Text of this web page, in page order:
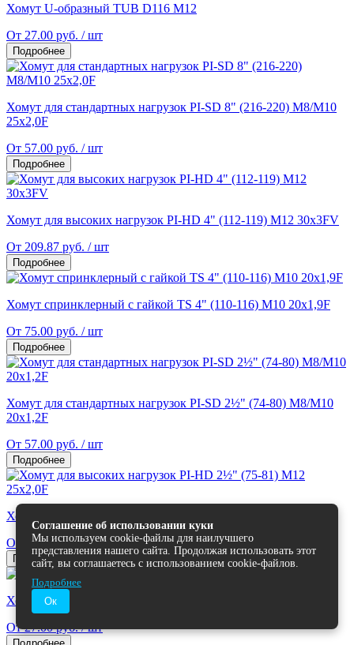
Хомут U-образный TUB D116 M12
От 27.00 руб. / шт
Подробнее
Хомут для стандартных нагрузок PI-SD 8" (216-220) M8/M10
25x2,0F
От 57.00 руб. / шт
Подробнее
Хомут для высоких нагрузок PI-НD 4" (112-119) М12 30х3FV
От 209.87 руб. / шт
Подробнее
Хомут спринклерный с гайкой TS 4" (110-116) М10 20x1,9F
От 75.00 руб. / шт
Подробнее
Хомут для стандартных нагрузок PI-SD 2½" (74-80) M8/M10
20x1,2F
От 57.00 руб. / шт
Подробнее
Хомут для высоких нагрузок PI-НD 2½" (75-81) M12 25x2,0F
От 209.87 руб. / шт
Подробнее
Хомут U-образный TUB D225 M16
От 27.00 руб. / шт
Соглашение об использовании куки
Мы используем cookie-файлы для наилучшего
представления нашего сайта. Продолжая использовать этот
сайт, вы соглашаетесь с использованием cookie-файлов.
Подробнее
Ок